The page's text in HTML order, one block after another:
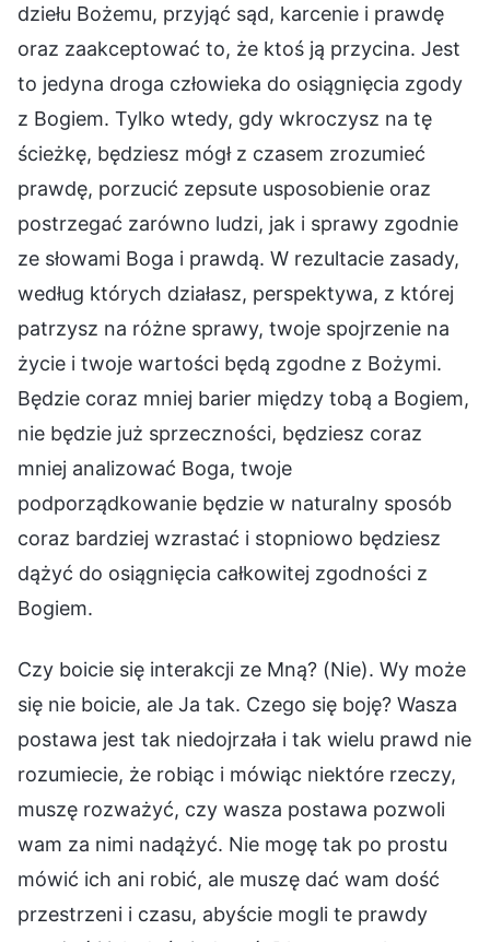
dziełu Bożemu, przyjąć sąd, karcenie i prawdę
oraz zaakceptować to, że ktoś ją przycina. Jest
to jedyna droga człowieka do osiągnięcia zgody
z Bogiem. Tylko wtedy, gdy wkroczysz na tę
ścieżkę, będziesz mógł z czasem zrozumieć
prawdę, porzucić zepsute usposobienie oraz
postrzegać zarówno ludzi, jak i sprawy zgodnie
ze słowami Boga i prawdą. W rezultacie zasady,
według których działasz, perspektywa, z której
patrzysz na różne sprawy, twoje spojrzenie na
życie i twoje wartości będą zgodne z Bożymi.
Będzie coraz mniej barier między tobą a Bogiem,
nie będzie już sprzeczności, będziesz coraz
mniej analizować Boga, twoje
podporządkowanie będzie w naturalny sposób
coraz bardziej wzrastać i stopniowo będziesz
dążyć do osiągnięcia całkowitej zgodności z
Bogiem.
Czy boicie się interakcji ze Mną? (Nie). Wy może
się nie boicie, ale Ja tak. Czego się boję? Wasza
postawa jest tak niedojrzała i tak wielu prawd nie
rozumiecie, że robiąc i mówiąc niektóre rzeczy,
muszę rozważyć, czy wasza postawa pozwoli
wam za nimi nadążyć. Nie mogę tak po prostu
mówić ich ani robić, ale muszę dać wam dość
przestrzeni i czasu, abyście mogli te prawdy